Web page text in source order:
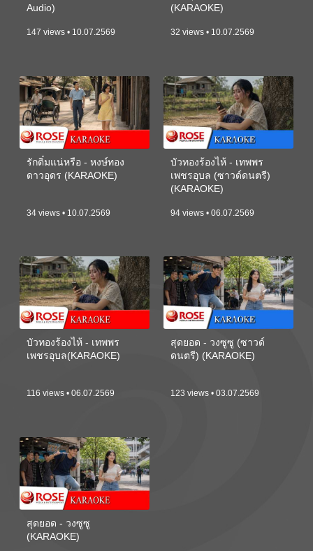
Audio)
147 views • 10.07.2569
(KARAOKE)
32 views • 10.07.2569
รักติ๋มแน่หรือ - หงษ์ทอง
ดาวอุดร (KARAOKE)
34 views • 10.07.2569
บัวทองร้องไห้ - เทพพร
เพชรอุบล (ซาวด์ดนตรี)
(KARAOKE)
94 views • 06.07.2569
บัวทองร้องไห้ - เทพพร
เพชรอุบล(KARAOKE)
116 views • 06.07.2569
สุดยอด - วงซูซู (ซาวด์
ดนตรี) (KARAOKE)
123 views • 03.07.2569
สุดยอด - วงซูซู
(KARAOKE)